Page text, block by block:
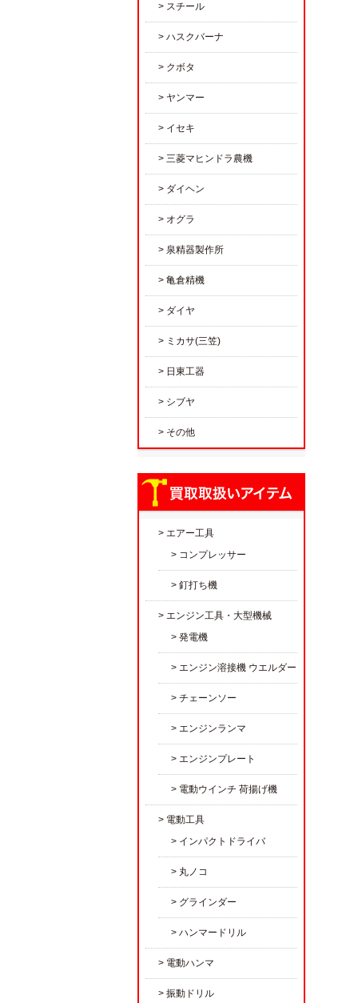
スチール
ハスクバーナ
クボタ
ヤンマー
イセキ
三菱マヒンドラ農機
ダイヘン
オグラ
泉精器製作所
亀倉精機
ダイヤ
ミカサ(三笠)
日東工器
シブヤ
その他
エアー工具
コンプレッサー
釘打ち機
エンジン工具・大型機械
発電機
エンジン溶接機 ウエルダー
チェーンソー
エンジンランマ
エンジンプレート
電動ウインチ 荷揚げ機
電動工具
インパクトドライバ
丸ノコ
グラインダー
ハンマードリル
電動ハンマ
振動ドリル